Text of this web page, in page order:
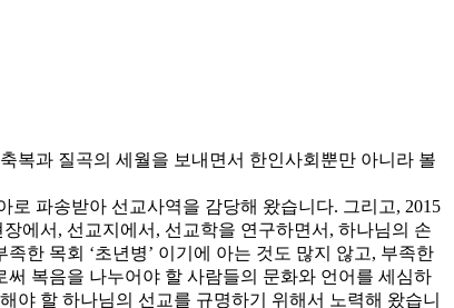
복과 질곡의 세월을 보내면서 한인사회뿐만 아니라 볼
파송받아 선교사역을 감당해 왔습니다. 그리고, 2015
에서, 선교지에서, 선교학을 연구하면서, 하나님의 손
한 목회 ‘초년병’ 이기에 아는 것도 많지 않고, 부족한
복음을 나누어야 할 사람들의 문화와 언어를 세심하
야 할 하나님의 선교를 규명하기 위해서 노력해 왔습니